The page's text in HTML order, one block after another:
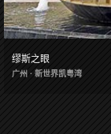
缪斯之眼
广州 · 新世界凯粤湾